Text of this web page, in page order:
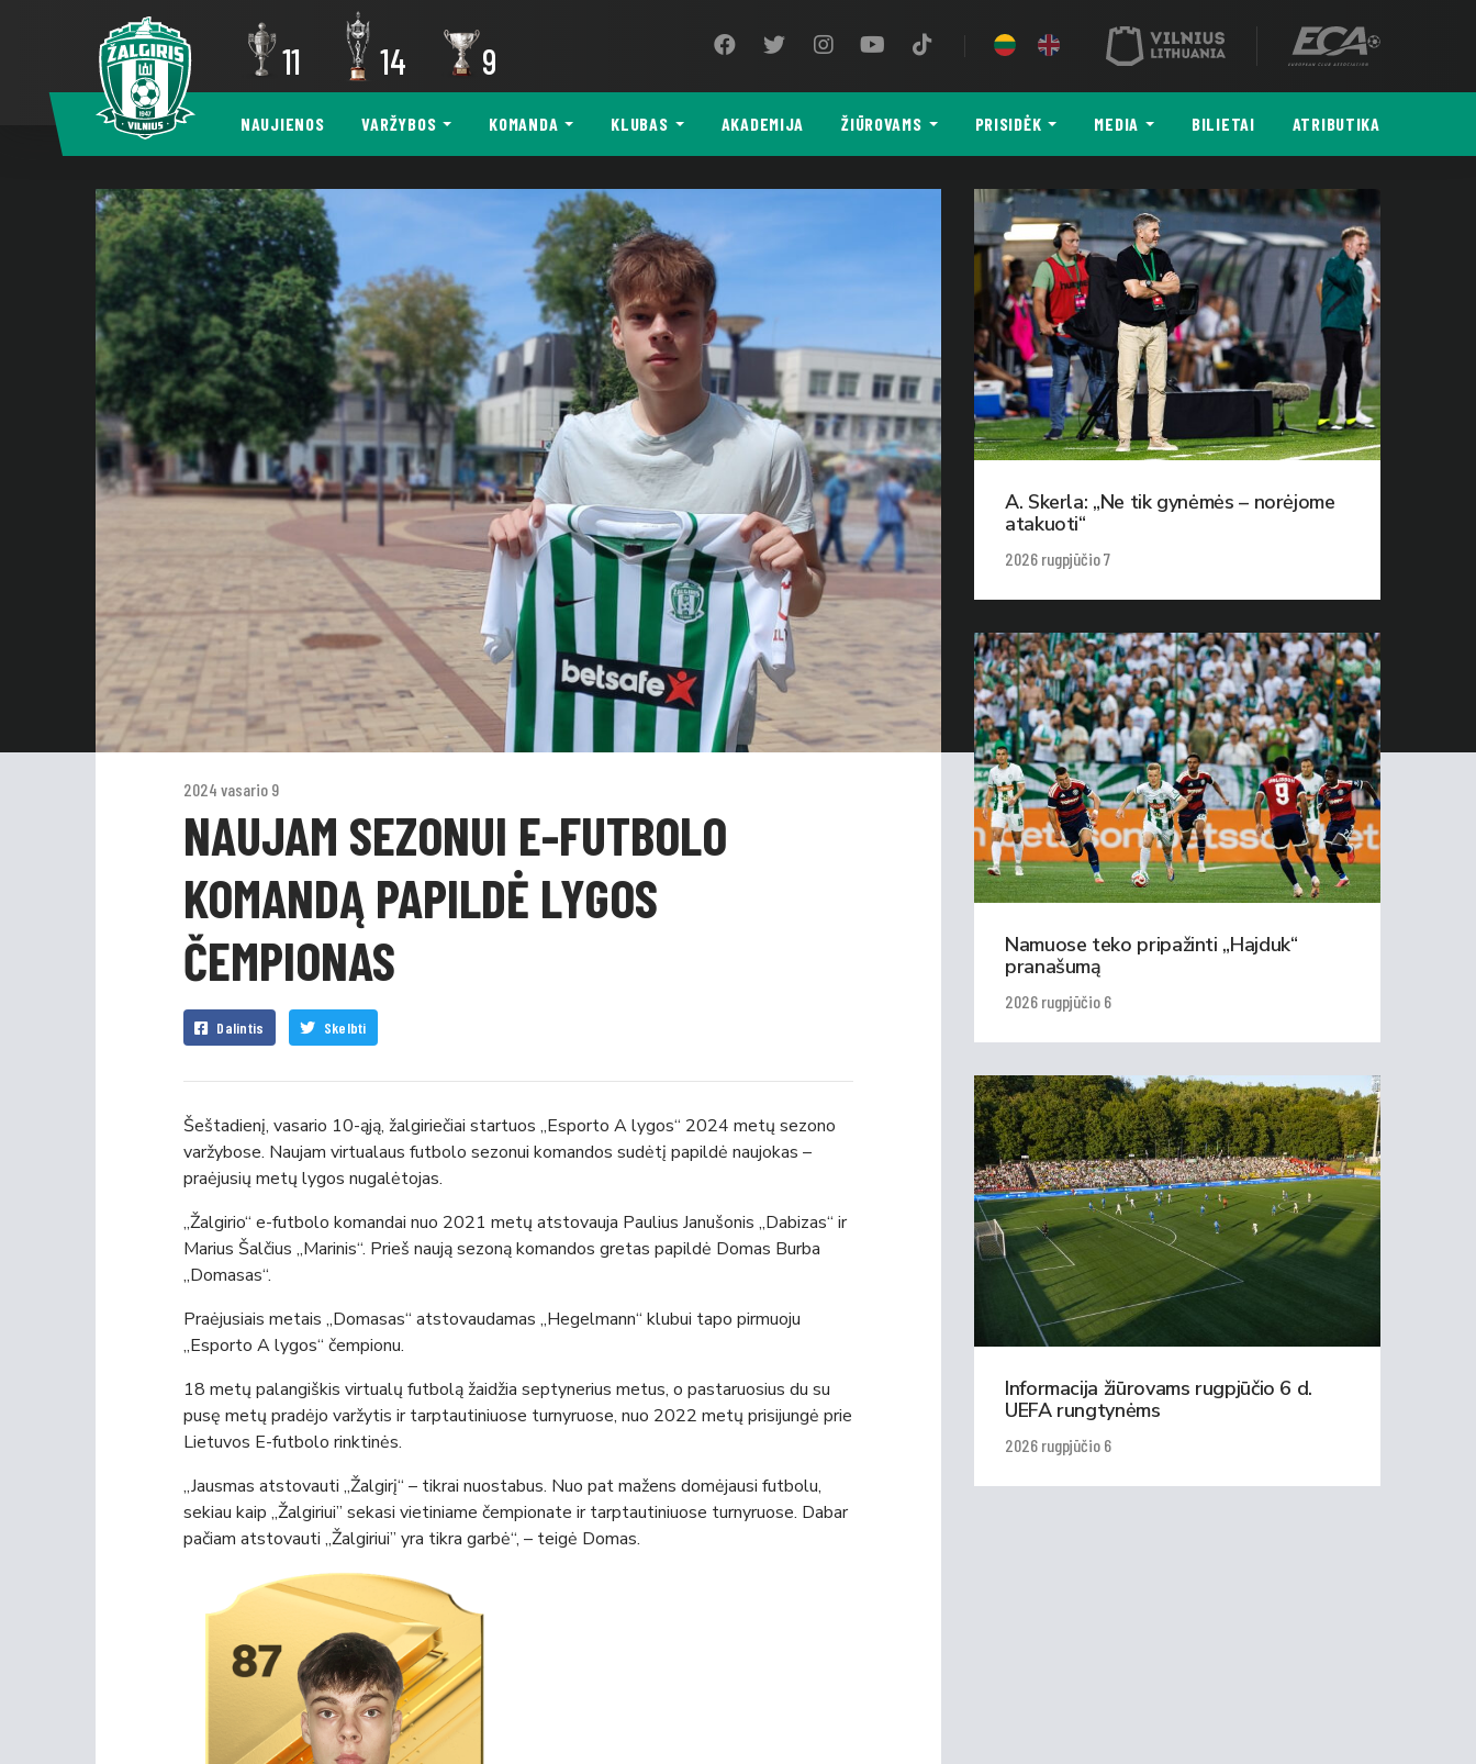
11 14 9
NAUJIENOS VARŽYBOS KOMANDA KLUBAS AKADEMIJA ŽIŪROVAMS PRISIDĖK MEDIA BILIETAI ATRIBUTIKA
2024 vasario 9
NAUJAM SEZONUI E-FUTBOLO
KOMANDĄ PAPILDĖ LYGOS
ČEMPIONAS
Dalintis Skelbti
Šeštadienį, vasario 10-ąją, žalgiriečiai startuos „Esporto A lygos“ 2024 metų sezono
varžybose. Naujam virtualaus futbolo sezonui komandos sudėtį papildė naujokas –
praėjusių metų lygos nugalėtojas.
„Žalgirio“ e-futbolo komandai nuo 2021 metų atstovauja Paulius Janušonis „Dabizas“ ir
Marius Šalčius „Marinis“. Prieš naują sezoną komandos gretas papildė Domas Burba
„Domasas“.
Praėjusiais metais „Domasas“ atstovaudamas „Hegelmann“ klubui tapo pirmuoju
„Esporto A lygos“ čempionu.
18 metų palangiškis virtualų futbolą žaidžia septynerius metus, o pastaruosius du su
pusę metų pradėjo varžytis ir tarptautiniuose turnyruose, nuo 2022 metų prisijungė prie
Lietuvos E-futbolo rinktinės.
„Jausmas atstovauti „Žalgirį“ – tikrai nuostabus. Nuo pat mažens domėjausi futbolu,
sekiau kaip ,,Žalgiriui” sekasi vietiniame čempionate ir tarptautiniuose turnyruose. Dabar
pačiam atstovauti ,,Žalgiriui” yra tikra garbė“, – teigė Domas.
A. Skerla: „Ne tik gynėmės – norėjome
atakuoti“
2026 rugpjūčio 7
Namuose teko pripažinti „Hajduk“
pranašumą
2026 rugpjūčio 6
Informacija žiūrovams rugpjūčio 6 d.
UEFA rungtynėms
2026 rugpjūčio 6